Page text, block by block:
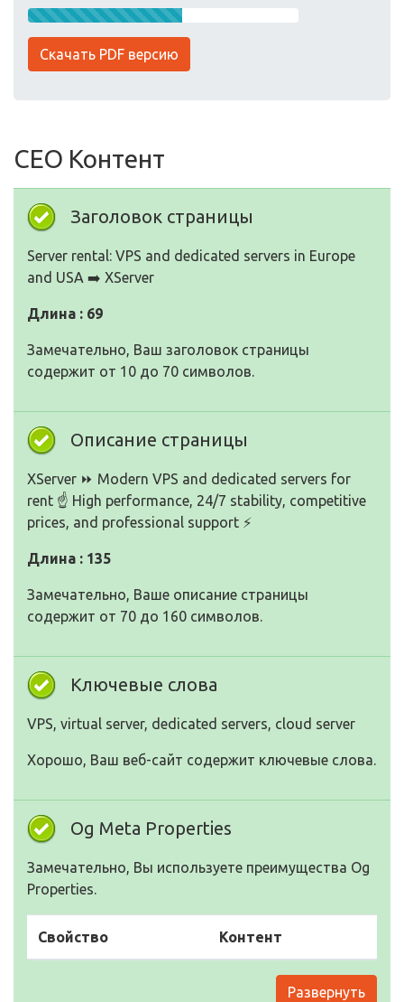
Скачать PDF версию
СЕО Контент
Заголовок страницы
Server rental: VPS and dedicated servers in Europe
and USA ➡️ XServer
Длина : 69
Замечательно, Ваш заголовок страницы
содержит от 10 до 70 символов.
Описание страницы
XServer ⏩ Modern VPS and dedicated servers for
rent ☝️ High performance, 24/7 stability, competitive
prices, and professional support ⚡
Длина : 135
Замечательно, Ваше описание страницы
содержит от 70 до 160 символов.
Ключевые слова
VPS, virtual server, dedicated servers, cloud server
Хорошо, Ваш веб-сайт содержит ключевые слова.
Og Meta Properties
Замечательно, Вы используете преимущества Og
Properties.
Свойство Контент
Развернуть